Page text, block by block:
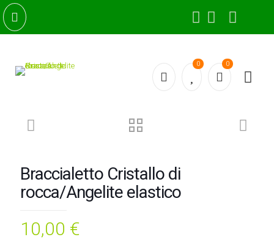
0 0
Braccialetto Cristallo di
rocca/Angelite elastico
10,00 €